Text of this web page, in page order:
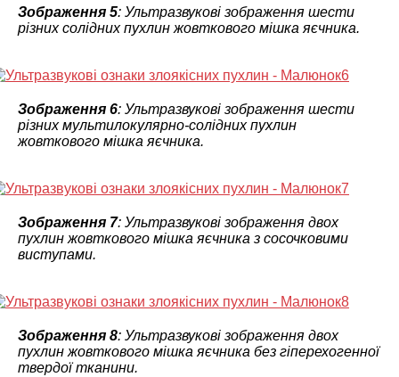
Зображення 5: Ультразвукові зображення шести
різних солідних пухлин жовткового мішка яєчника.
Зображення 6: Ультразвукові зображення шести
різних мультилокулярно-солідних пухлин
жовткового мішка яєчника.
Зображення 7: Ультразвукові зображення двох
пухлин жовткового мішка яєчника з сосочковими
виступами.
Зображення 8: Ультразвукові зображення двох
пухлин жовткового мішка яєчника без гіперехогенної
твердої тканини.